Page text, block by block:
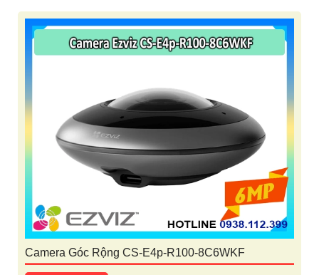
Camera Góc Rộng CS-E4p-R100-8C6WKF